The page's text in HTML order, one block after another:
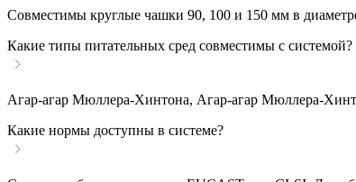
Совместимы круглые чашки 90, 100 и 150 мм в
Какие типы питательных сред совместимы с системой?
Агар-агар Мюллера-Хинтона, Агар-агар Мюллера-
Какие нормы доступны в системе?